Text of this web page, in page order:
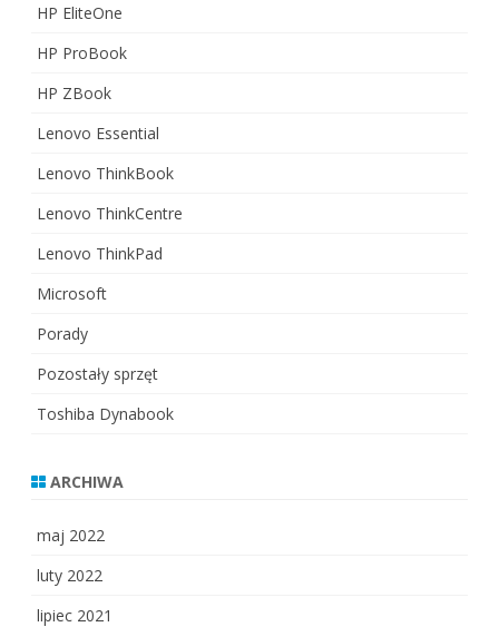
HP EliteOne
HP ProBook
HP ZBook
Lenovo Essential
Lenovo ThinkBook
Lenovo ThinkCentre
Lenovo ThinkPad
Microsoft
Porady
Pozostały sprzęt
Toshiba Dynabook
ARCHIWA
maj 2022
luty 2022
lipiec 2021